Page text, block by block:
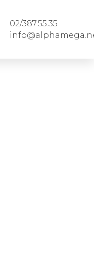
02/387.55.35